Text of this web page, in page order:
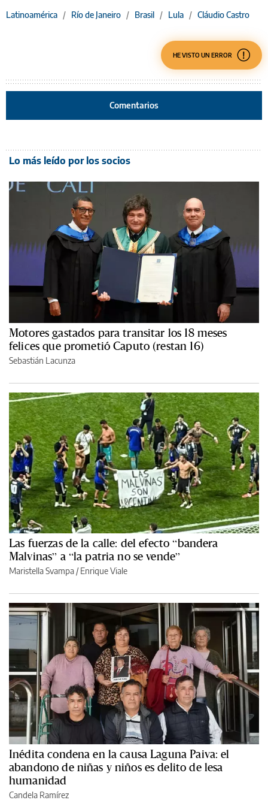
Latinoamérica / Río de Janeiro / Brasil / Lula / Cláudio Castro
HE VISTO UN ERROR
Comentarios
Lo más leído por los socios
Motores gastados para transitar los 18 meses
felices que prometió Caputo (restan 16)
Sebastián Lacunza
Las fuerzas de la calle: del efecto “bandera
Malvinas” a “la patria no se vende”
Maristella Svampa /Enrique Viale
Inédita condena en la causa Laguna Paiva: el
abandono de niñas y niños es delito de lesa
humanidad
Candela Ramírez